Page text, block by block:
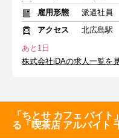
雇用形態
派遣社員
アクセス
北広島駅
あと1日
株式会社iDAの求人一覧を
「ちとせ カフェ バイ
る「喫茶店 アルバイト